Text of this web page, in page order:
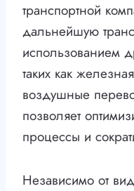
транспортной
дальнейшую
использованием
таких как
воздушные
позволяет
процессы и
Независимо от